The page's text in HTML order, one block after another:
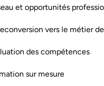
et opportunités
vers le métier
des compétences
sur mesure